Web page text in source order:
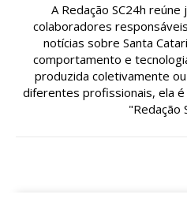
A Redação SC24h
colaboradores
notícias sobre Santa
comportamento e
produzida coletivamente
diferentes profissionais, ela
"Redação